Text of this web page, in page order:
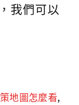
我們可以
地圖怎麼看,